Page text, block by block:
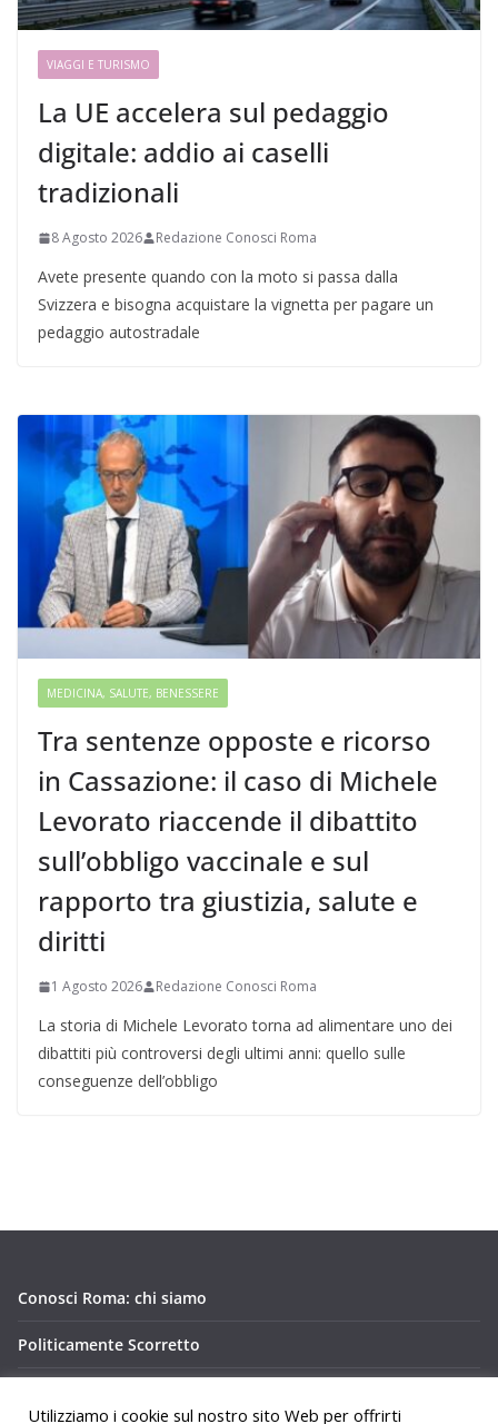
VIAGGI E TURISMO
La UE accelera sul pedaggio
digitale: addio ai caselli
tradizionali
8 Agosto 2026 Redazione Conosci Roma
Avete presente quando con la moto si passa dalla
Svizzera e bisogna acquistare la vignetta per pagare un
pedaggio autostradale
MEDICINA, SALUTE, BENESSERE
Tra sentenze opposte e ricorso
in Cassazione: il caso di Michele
Levorato riaccende il dibattito
sull’obbligo vaccinale e sul
rapporto tra giustizia, salute e
diritti
1 Agosto 2026 Redazione Conosci Roma
La storia di Michele Levorato torna ad alimentare uno dei
dibattiti più controversi degli ultimi anni: quello sulle
conseguenze dell’obbligo
Conosci Roma: chi siamo
Politicamente Scorretto
Utilizziamo i cookie sul nostro sito Web per offrirti